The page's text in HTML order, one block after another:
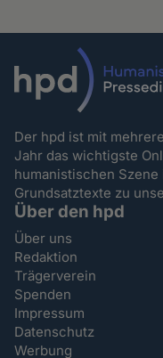
Der hpd ist mit
Jahr das wichtigste
humanistischen
Grundsatztexte zu
Über den hpd
Über uns
Redaktion
Trägerverein
Spenden
Impressum
Datenschutz
Werbung